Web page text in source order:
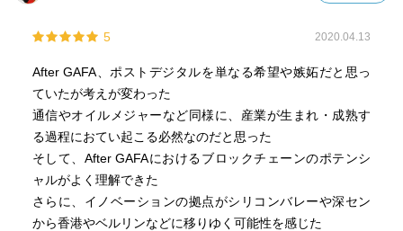
ワインICタグ付きコルク
デーティングアプリ 経歴詐称
アート
ーー
デジタルのピーク2017年 驚きがない デジタルで十分
→自分だけの体験へ
時間のかかる手の込んだこと、一周して昔に戻る
5 2020.04.13
After GAFA、ポストデジタルを単なる希望や嫉妬だと思っ
ていたが考えが変わった
通信やオイルメジャーなど同様に、産業が生まれ・成熟す
る過程におてい起こる必然なのだと思った
そして、After GAFAにおけるブロックチェーンのポテンシ
ャルがよく理解できた
さらに、イノベーションの拠点がシリコンバレーや深セン
から香港やベルリンなどに移りゆく可能性を感じた